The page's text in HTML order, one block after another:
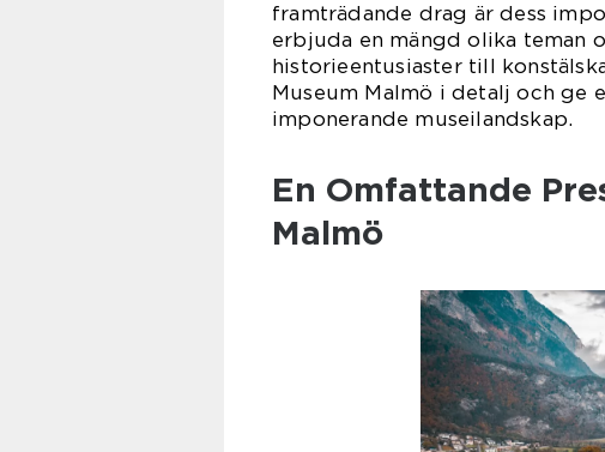
framträdande drag är dess
erbjuda en mängd olika teman
historieentusiaster till
Museum Malmö i detalj och ge
imponerande museilandskap.
En Omfattande
Malmö